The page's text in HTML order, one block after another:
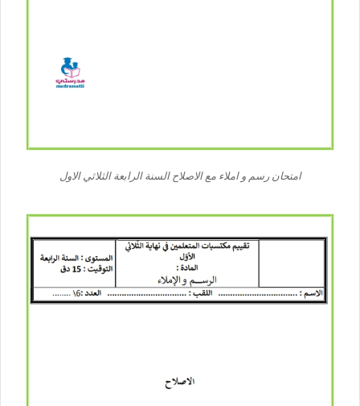
امتحان رسم و املاء مع الاصلاح السنة الرابعة الثلاثي الاول